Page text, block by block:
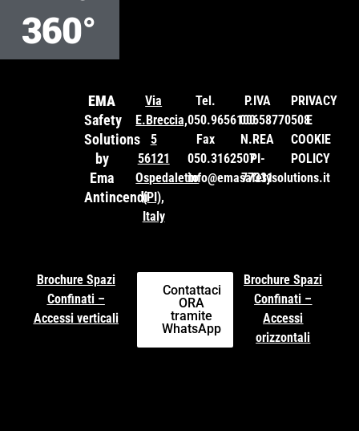
360°
EMA
Safety
Solutions
by
Ema
Antincendi
Via
E.Breccia,
5
56121
Ospedaletto
(PI),
Italy
Tel.
050.9656100
Fax
050.3162507
info@emasafetysolutions.it
P.IVA
00658770508
N.REA
PI-
77331
PRIVACY
E
COOKIE
POLICY
Brochure Spazi
Confinati –
Accessi verticali
Contattaci
ORA
tramite
WhatsApp
Brochure Spazi
Confinati –
Accessi
orizzontali